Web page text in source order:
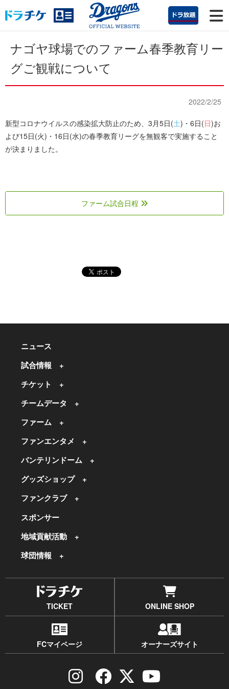
ナゴヤ球場でのファーム春季教育リー
グご観戦について
2022/2/25
新型コロナウイルスの感染拡大防止のため、3月5日(土)・6日(日)お
よび15日(火)・16日(水)の春季教育リーグを無観客で実施すること
が決まりました。
ファーム試合日程
ニュース
試合情報
チケット
チームデータ
ファーム
ファンエンタメ
バンテリンドーム
グッズショップ
ファンクラブ
スポンサー
地域貢献活動
球団情報
TICKET ONLINE SHOP
FCマイページ オーナーズサイト